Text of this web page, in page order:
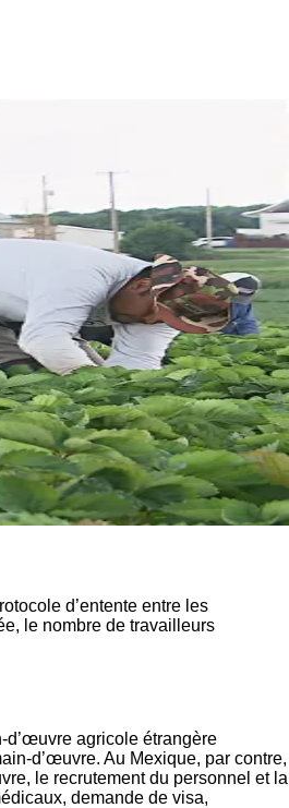
d’entente entre les
le nombre de travailleurs
d’œuvre agricole étrangère
d’œuvre. Au Mexique, par contre,
le recrutement du personnel et la
demande de visa,